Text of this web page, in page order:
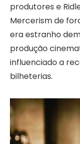
produtores e
Mercerism de
era estranho
produção
influenciado a
bilheterias.